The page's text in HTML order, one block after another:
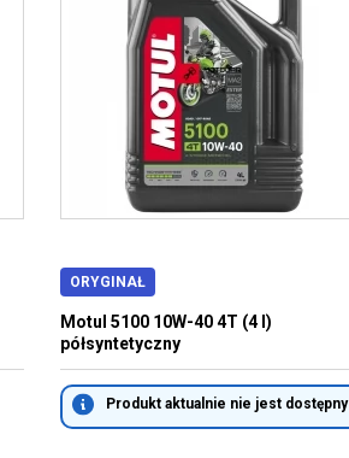
ORYGINAŁ
Motul 5100 10W-40 4T (4 l)
półsyntetyczny
Produkt aktualnie nie jest dostępny